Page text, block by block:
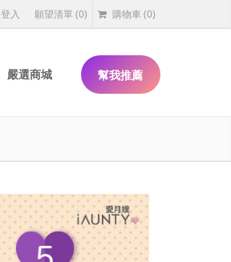
登入 願望清單(0) 購物車 (0)
嚴選商城 幫我推薦